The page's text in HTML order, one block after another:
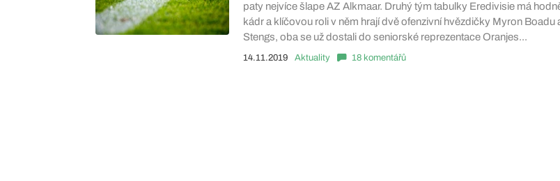
paty nejvíce šlape AZ Alkmaar. Druhý tým tabulky Eredivisie má
kádr a klíčovou roli v něm hrají dvě ofenzivní hvězdičky Myron Boadu
Stengs, oba se už dostali do seniorské reprezentace Oranjes...
14.11.2019 Aktuality 18 komentářů